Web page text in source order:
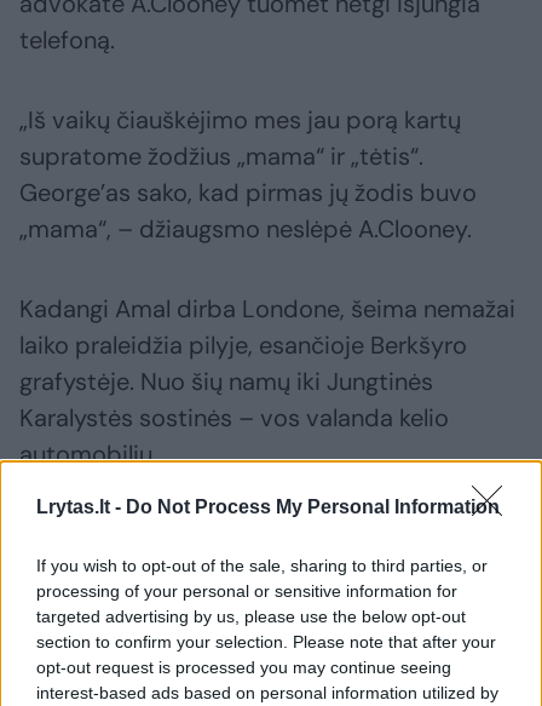
Lrytas.lt - Do Not Process My Personal Information
If you wish to opt-out of the sale, sharing to third parties, or
processing of your personal or sensitive information for
targeted advertising by us, please use the below opt-out
section to confirm your selection. Please note that after your
opt-out request is processed you may continue seeing
interest-based ads based on personal information utilized by
telefoną.
„Iš vaikų čiauškėjimo mes jau porą kartų
supratome žodžius „mama“ ir „tėtis“.
George’as sako, kad pirmas jų žodis buvo
„mama“, – džiaugsmo neslėpė A.Clooney.
Kadangi Amal dirba Londone, šeima nemažai
laiko praleidžia pilyje, esančioje Berkšyro
grafystėje. Nuo šių namų iki Jungtinės
Karalystės sostinės – vos valanda kelio
automobiliu.
medaus mėnesį praleido dar tuščiame ką tik
įsigytame būste.
Dabar XVII amžiaus pastatas tapo jaukiais